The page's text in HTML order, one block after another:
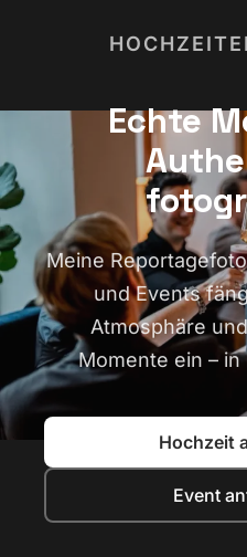
Echte
Meine
und Events
Atmosphäre
Momente ein –
Hochzeit
Event